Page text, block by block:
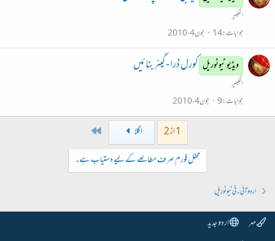
الکبیر
جوابات 14 جون 4، 2010
ویڈیو ٹیوٹوریل کورل ڈرا - گیئر بنائیں
الکبیر
جوابات 9 جون 4، 2010
1 از 2 اگلا
محفل فورم صرف مطالعے کے لیے دستیاب ہے۔
اردو آئی۔ٹی ٹیوٹوریل
مہر
اردو جدید